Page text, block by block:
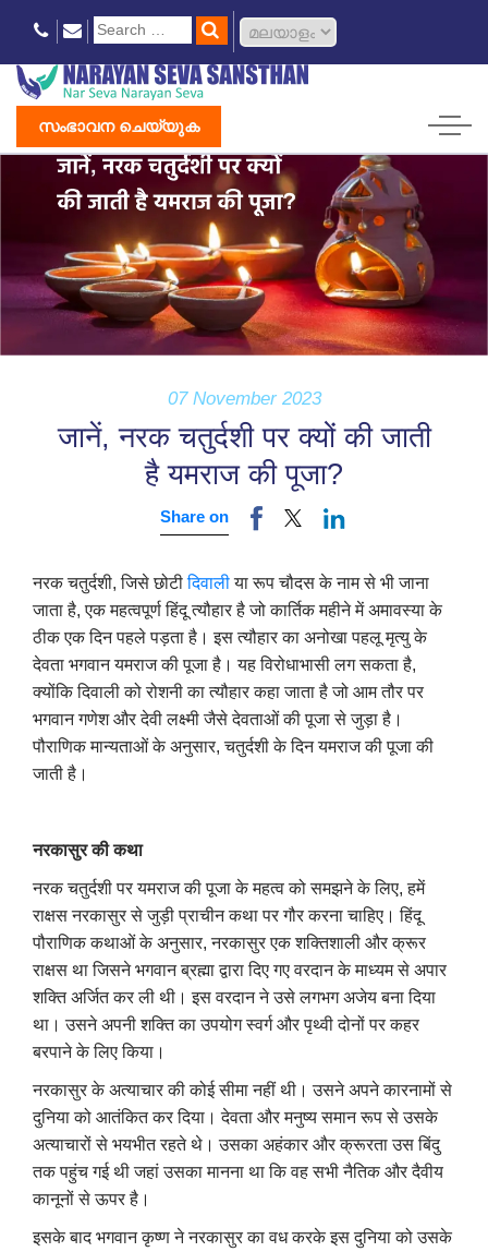
സംഭാവന ചെയ്യുക
07 November 2023
जानें, नरक चतुर्दशी पर क्यों की जाती
है यमराज की पूजा?
Share on
नरक चतुर्दशी, जिसे छोटीदिवालीया रूप चौदस के नाम से भी जाना
जाता है, एक महत्वपूर्ण हिंदू त्यौहार है जो कार्तिक महीने में अमावस्या के
ठीक एक दिन पहले पड़ता है। इस त्यौहार का अनोखा पहलू मृत्यु के
देवता भगवान यमराज की पूजा है। यह विरोधाभासी लग सकता है,
क्योंकि दिवाली को रोशनी का त्यौहार कहा जाता है जो आम तौर पर
भगवान गणेश और देवी लक्ष्मी जैसे देवताओं की पूजा से जुड़ा है।
पौराणिक मान्यताओं के अनुसार, चतुर्दशी के दिन यमराज की पूजा की
जाती है।
नरकासुर की कथा
नरक चतुर्दशी पर यमराज की पूजा के महत्व को समझने के लिए, हमें
राक्षस नरकासुर से जुड़ी प्राचीन कथा पर गौर करना चाहिए। हिंदू
पौराणिक कथाओं के अनुसार, नरकासुर एक शक्तिशाली और क्रूर
राक्षस था जिसने भगवान ब्रह्मा द्वारा दिए गए वरदान के माध्यम से अपार
शक्ति अर्जित कर ली थी। इस वरदान ने उसे लगभग अजेय बना दिया
था। उसने अपनी शक्ति का उपयोग स्वर्ग और पृथ्वी दोनों पर कहर
बरपाने ​​के लिए किया।
नरकासुर के अत्याचार की कोई सीमा नहीं थी। उसने अपने कारनामों से
दुनिया को आतंकित कर दिया। देवता और मनुष्य समान रूप से उसके
अत्याचारों से भयभीत रहते थे। उसका अहंकार और क्रूरता उस बिंदु
तक पहुंच गई थी जहां उसका मानना था कि वह सभी नैतिक और दैवीय
कानूनों से ऊपर है।
इसके बाद भगवान कृष्ण ने नरकासुर का वध करके इस दुनिया को उसके